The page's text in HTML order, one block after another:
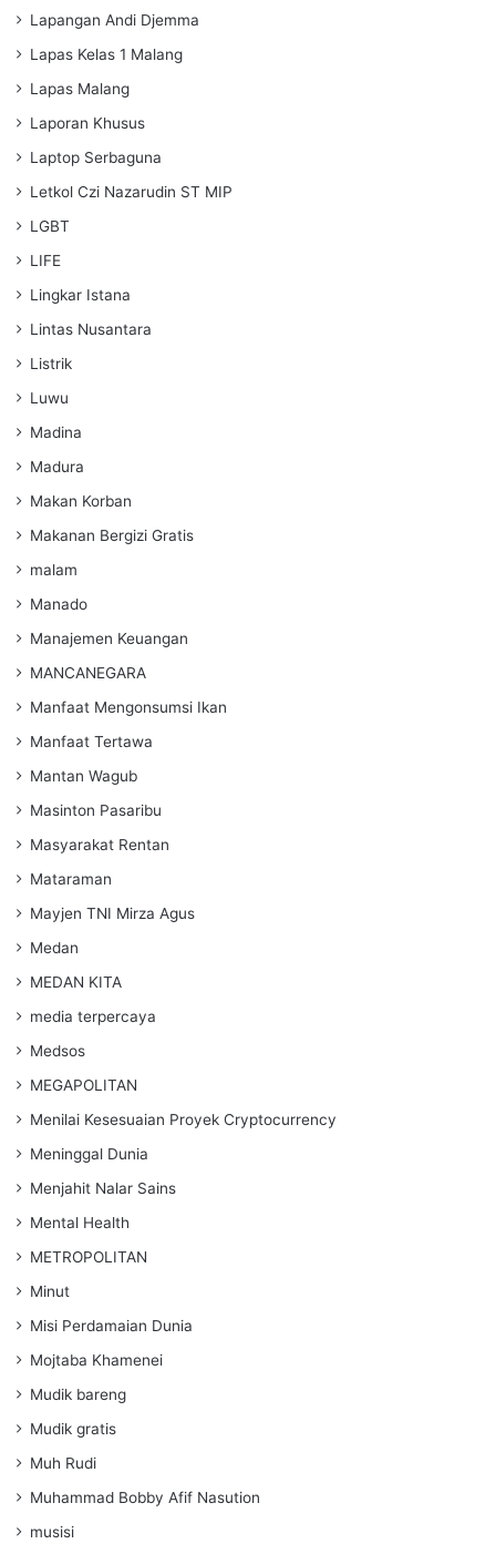
Lapangan Andi Djemma
Lapas Kelas 1 Malang
Lapas Malang
Laporan Khusus
Laptop Serbaguna
Letkol Czi Nazarudin ST MIP
LGBT
LIFE
Lingkar Istana
Lintas Nusantara
Listrik
Luwu
Madina
Madura
Makan Korban
Makanan Bergizi Gratis
malam
Manado
Manajemen Keuangan
MANCANEGARA
Manfaat Mengonsumsi Ikan
Manfaat Tertawa
Mantan Wagub
Masinton Pasaribu
Masyarakat Rentan
Mataraman
Mayjen TNI Mirza Agus
Medan
MEDAN KITA
media terpercaya
Medsos
MEGAPOLITAN
Menilai Kesesuaian Proyek Cryptocurrency
Meninggal Dunia
Menjahit Nalar Sains
Mental Health
METROPOLITAN
Minut
Misi Perdamaian Dunia
Mojtaba Khamenei
Mudik bareng
Mudik gratis
Muh Rudi
Muhammad Bobby Afif Nasution
musisi